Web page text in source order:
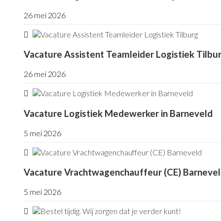
26 mei 2026
Vacature Assistent Teamleider Logistiek
26 mei 2026
Vacature Logistiek Medewerker in Barneveld
5 mei 2026
Vacature Vrachtwagenchauffeur (CE)
5 mei 2026